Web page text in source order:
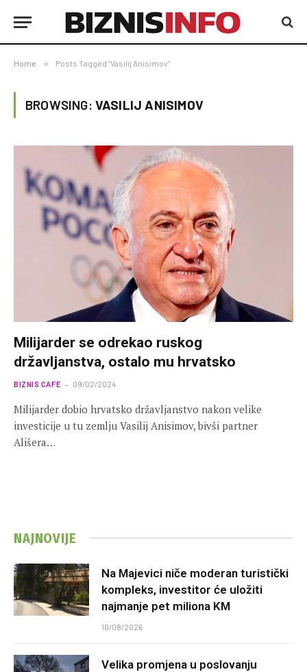
Home » Posts Tagged "Vasilij Anisimov"
BROWSING: VASILIJ ANISIMOV
Milijarder se odrekao ruskog
državljanstva, ostalo mu hrvatsko
BIZNIS CAFE 09/02/2024
Milijarder dobio hrvatsko državljanstvo nakon velike
investicije u tu zemlju Vasilij Anisimov, bivši partner
Ališera…
NAJNOVIJE
Na Majevici niče moderan turistički
kompleks, investitor će uložiti
najmanje pet miliona KM
10/08/2026
Velika promjena u poslovanju